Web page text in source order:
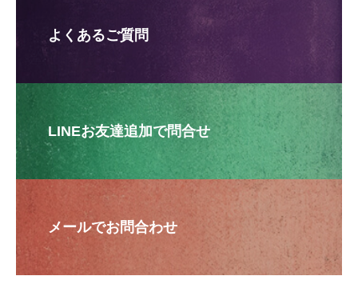
よくあるご質問
LINEお友達追加で問合せ
メールでお問合わせ